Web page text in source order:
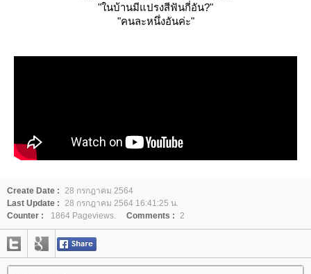
"ในบ้านมีแปรงสีฟันกี่อัน?"
"คนละหนึ่งอันค่ะ"
Create Date : 28 กรกฎาคม 2564
Last Update : 28 กรกฎาคม 2564 16:41:25 น.
Counter :
1864 Pageviews. Comments : 2